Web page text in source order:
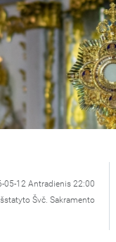
05-12 Antradienis 22:00
Švč. Sakramento